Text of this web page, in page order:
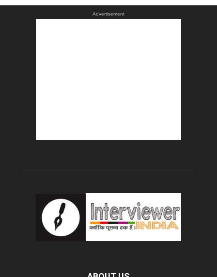
Advertisement